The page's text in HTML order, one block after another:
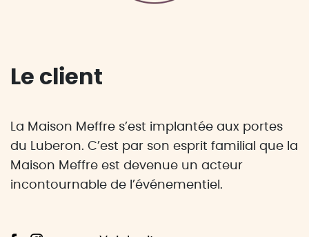
Le client
La Maison Meffre s’est implantée aux portes
du Luberon. C’est par son esprit familial que la
Maison Meffre est devenue un acteur
incontournable de l’événementiel.